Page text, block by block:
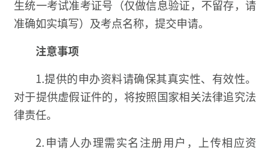
生统一考试准考证号（仅做信息验证，不留存，请
准确如实填写）及考点名称，提交申请。
注意事项
1.提供的申办资料请确保其真实性、有效性。
对于提供虚假证件的，将按照国家相关法律追究法
律责任。
2.申请人办理需实名注册用户，上传相应资